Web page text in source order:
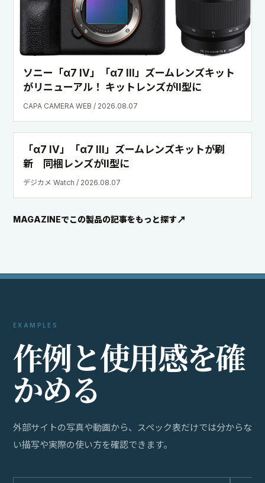
ソニー「α7 IV」「α7 III」ズームレンズキット
がリニューアル！ キットレンズがII型に
CAPA CAMERA WEB / 2026.08.07
「α7 IV」「α7 III」ズームレンズキットが刷
新 同梱レンズがII型に
デジカメ Watch / 2026.08.07
MAGAZINEでこの製品の記事をもっと探す
EXAMPLES
作例と使用感を確
かめる
外部サイトの写真や動画から、スペック表だけでは分からな
い描写や実際の使い方を確認できます。